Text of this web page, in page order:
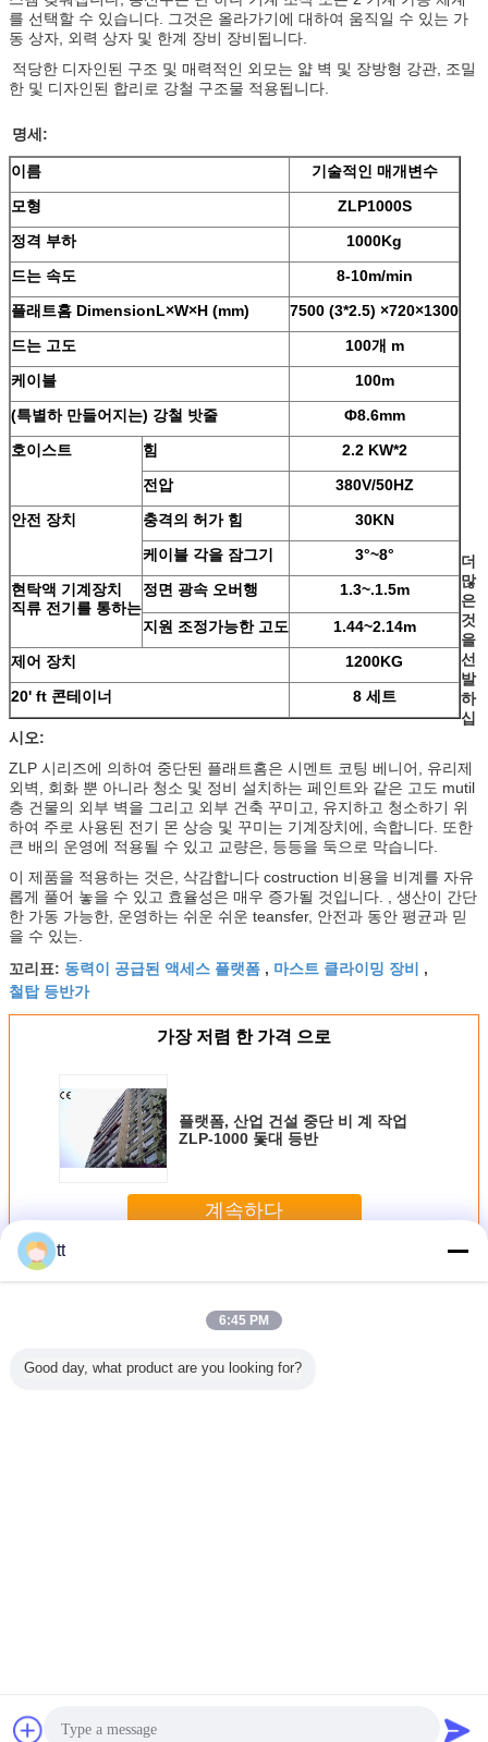
를 선택할 수 있습니다. 그것은 올라가기에 대하여 움직일 수 있는 가
동 상자, 외력 상자 및 한계 장비 장비됩니다.
적당한 디자인된 구조 및 매력적인 외모는 얇 벽 및 장방형 강관, 조밀
한 및 디자인된 합리로 강철 구조물 적용됩니다.
명세:
이름
기술적인 매개변수
모형
ZLP1000S
정격 부하
1000Kg
드는 속도
8-10m/min
플래트홈 DimensionL×W×H (mm)
7500 (3*2.5) ×720×1300
드는 고도
100개 m
케이블
100m
(특별하 만들어지는) 강철 밧줄
Ф8.6mm
호이스트
힘
2.2 KW*2
전압
380V/50HZ
안전 장치
충격의 허가 힘
30KN
케이블 각을 잠그기
3°~8°
현탁액 기계장치
직류 전기를 통하는
정면 광속 오버행 1.3~.1.5m
지원 조정가능한 고도
1.44~2.14m
제어 장치
1200KG
20' ft 콘테이너
8 세트
더
많
은
것
을
선
발
하
십
시오:
ZLP 시리즈에 의하여 중단된 플래트홈은 시멘트 코팅 베니어, 유리제
외벽, 회화 뿐 아니라 청소 및 정비 설치하는 페인트와 같은 고도 mutil
층 건물의 외부 벽을 그리고 외부 건축 꾸미고, 유지하고 청소하기 위
하여 주로 사용된 전기 몬 상승 및 꾸미는 기계장치에, 속합니다. 또한
큰 배의 운영에 적용될 수 있고 교량은, 등등을 둑으로 막습니다.
이 제품을 적용하는 것은, 삭감합니다 costruction 비용을 비계를 자유
롭게 풀어 놓을 수 있고 효율성은 매우 증가될 것입니다. , 생산이 간단
한 가동 가능한, 운영하는 쉬운 쉬운 teansfer, 안전과 동안 평균과 믿
을 수 있는.
꼬리표: 동력이 공급된 액세스 플랫폼 , 마스트 클라이밍 장비 ,
철탑 등반가
가장 저렴 한 가격 으로
플랫폼, 산업 건설 중단 비 계 작업
ZLP-1000 돛대 등반
계속하다
더 많은 것
잡담
tt
6:45 PM
Good day, what product are you looking for?